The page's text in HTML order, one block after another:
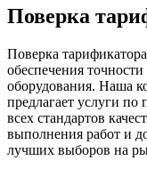
Поверка
Поверка
обеспечения
оборудования. Наша
предлагает услуги
всех стандартов
выполнения работ и
лучших выборов на